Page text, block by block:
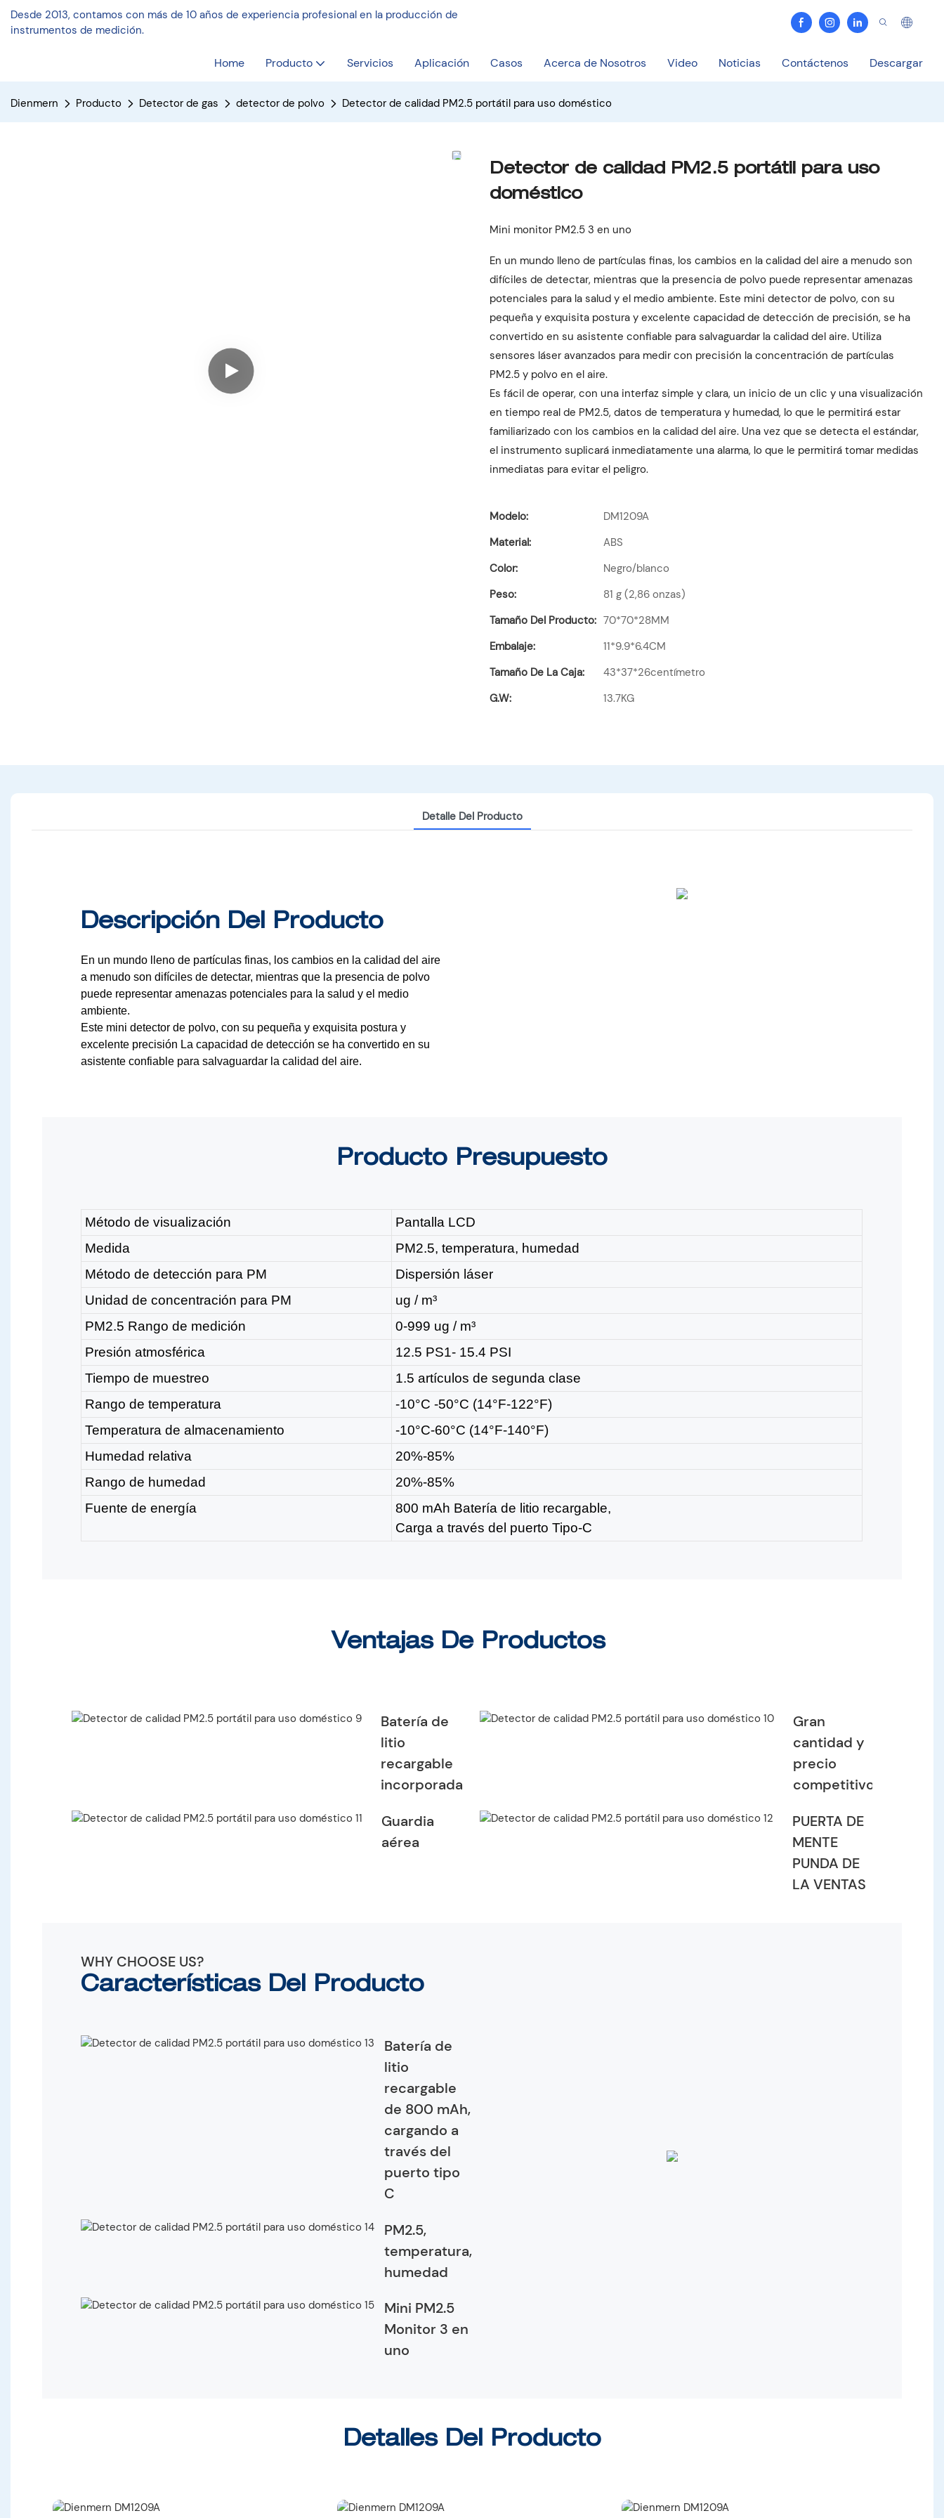
Desde 2013, contamos con más de 10 años de experiencia profesional en la producción de
instrumentos de medición.
Home Producto Servicios Aplicación Casos Acerca de Nosotros Video Noticias Contáctenos Descargar
Dienmern Producto Detector de gas detector de polvo Detector de calidad PM2.5 portátil para uso doméstico
Detector de calidad PM2.5 portátil para uso
doméstico
Mini monitor PM2.5 3 en uno
En un mundo lleno de partículas finas, los cambios en la calidad del aire a menudo son
difíciles de detectar, mientras que la presencia de polvo puede representar amenazas
potenciales para la salud y el medio ambiente. Este mini detector de polvo, con su
pequeña y exquisita postura y excelente capacidad de detección de precisión, se ha
convertido en su asistente confiable para salvaguardar la calidad del aire. Utiliza
sensores láser avanzados para medir con precisión la concentración de partículas
PM2.5 y polvo en el aire.
Es fácil de operar, con una interfaz simple y clara, un inicio de un clic y una visualización
en tiempo real de PM2.5, datos de temperatura y humedad, lo que le permitirá estar
familiarizado con los cambios en la calidad del aire. Una vez que se detecta el estándar,
el instrumento suplicará inmediatamente una alarma, lo que le permitirá tomar medidas
inmediatas para evitar el peligro.
Modelo:
DM1209A
Material:
ABS
Color:
Negro/blanco
Peso:
81 g (2,86 onzas)
Tamaño Del Producto: 70*70*28MM
Embalaje:
11*9.9*6.4CM
Tamaño De La Caja:
43*37*26centímetro
G.W:
13.7KG
Detalle Del Producto
Descripción Del Producto
En un mundo lleno de partículas finas, los cambios en la calidad del aire
a menudo son difíciles de detectar, mientras que la presencia de polvo
puede representar amenazas potenciales para la salud y el medio
ambiente.
Este mini detector de polvo, con su pequeña y exquisita postura y
excelente precisión La capacidad de detección se ha convertido en su
asistente confiable para salvaguardar la calidad del aire.
Producto Presupuesto
Método de visualización
Pantalla LCD
Medida
PM2.5, temperatura, humedad
Método de detección para PM
Dispersión láser
Unidad de concentración para PM
ug / m³
PM2.5 Rango de medición
0-999 ug / m³
Presión atmosférica
12.5 PS1- 15.4 PSI
Tiempo de muestreo
1.5 artículos de segunda clase
Rango de temperatura
-10°C -50°C (14°F-122°F)
Temperatura de almacenamiento
-10°C-60°C (14°F-140°F)
Humedad relativa
20%-85%
Rango de humedad
20%-85%
Fuente de energía
800 mAh Batería de litio recargable,
Carga a través del puerto Tipo-C
Ventajas De Productos
Batería de
litio
recargable
incorporada
Gran
cantidad y
precio
competitivo
Guardia
aérea
PUERTA DE
MENTE
PUNDA DE
LA VENTAS
WHY CHOOSE US?
Características Del Producto
Batería de
litio
recargable
de 800 mAh,
cargando a
través del
puerto tipo
C
PM2.5,
temperatura,
humedad
Mini PM2.5
Monitor 3 en
uno
Detalles Del Producto